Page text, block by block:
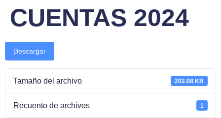
CUENTAS 2024
Descargar
Tamaño del archivo 202.08 KB
Recuento de archivos 1